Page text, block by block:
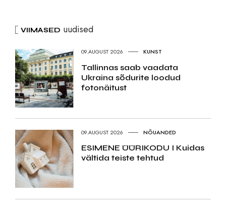
VIIMASED uudised
09.AUGUST 2026 KUNST
Tallinnas saab vaadata
Ukraina sõdurite loodud
fotonäitust
09.AUGUST 2026 NÕUANDED
ESIMENE ÜÜRIKODU I Kuidas
vältida teiste tehtud